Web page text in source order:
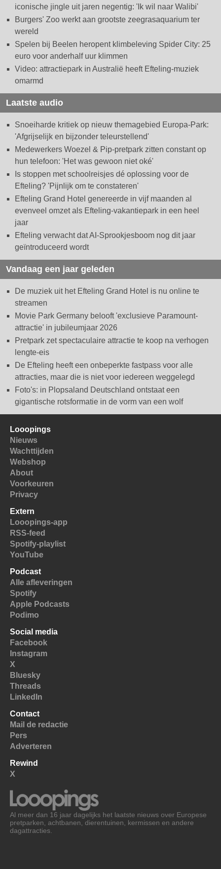
iconische jingle uit jaren negentig: 'Ik wil naar Walibi'
Burgers' Zoo werkt aan grootste zeegrasaquarium ter
wereld
Spelen bij Beelen heropent klimbeleving Spider City: 25
euro voor anderhalf uur klimmen
Video: attractiepark in Australië heeft Efteling-muziek
omarmd
Laatste audio
Snoeiharde kritiek op nieuw themagebied Europa-Park:
'Afgrijselijk en bijzonder teleurstellend'
Medewerkers Woezel & Pip-pretpark zitten constant op
hun telefoon: 'Het was gewoon niet oké'
Is stoppen met schoolreisjes dé oplossing voor de
Efteling? 'Pijnlijk om te constateren'
Efteling Grand Hotel genereerde in vijf maanden al
evenveel omzet als Efteling-vakantiepark in een heel
jaar
Efteling verwacht dat AI-Sprookjesboom nog dit jaar
geïntroduceerd wordt
Vandaag een jaar geleden
De muziek uit het Efteling Grand Hotel is nu online te
streamen
Movie Park Germany belooft 'exclusieve Paramount-
attractie' in jubileumjaar 2026
Pretpark zet spectaculaire attractie te koop na verhogen
lengte-eis
De Efteling heeft een onbeperkte fastpass voor alle
attracties, maar die is niet voor iedereen weggelegd
Foto's: in Plopsaland Deutschland ontstaat een
gigantische rotsformatie in de vorm van een wolf
Looopings
Nieuws
Wachttijden
Webshop
About
Voorkeuren
Privacy
Extern
Looopings-app
RSS-feed
Spotify-playlist
YouTube
Podcast
Alle afleveringen
Spotify
Apple Podcasts
Podimo
Social media
Facebook
Instagram
X
Bluesky
Threads
LinkedIn
Contact
Mail de redactie
Pers
Adverteren
Rewind
X
Al meer dan 16 jaar dagelijks het laatste nieuws over Europese
pretparken, achtbanen, dierentuinen, kermissen en andere
dagattracties.